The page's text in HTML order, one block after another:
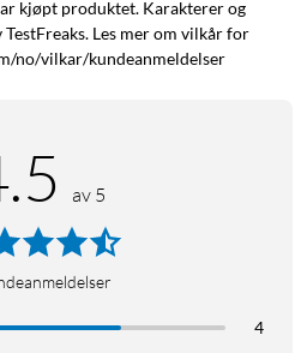
GL Tactile
slaglengde
Ro-mer-
G Tactile,
men med
halve
kjøpt produktet. Karakterer og
Les mer om vilkår for
no/vilkar/kundeanmeldelser
av 5
4